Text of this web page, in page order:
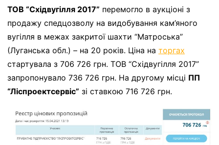
ТОВ “Східвугілля 2017” перемогло в аукціоні з
продажу спедцозволу на видобування кам’яного
вугілля в межах закритої шахти “Матроська”
(Луганська обл.) – на 20 років. Ціна на торгах
стартувала з 706 726 грн. ТОВ “Східвугілля 2017”
запропонувало 736 726 грн. На другому місці ПП
“Ліспроектсервіс” зі ставкою 716 726 грн.